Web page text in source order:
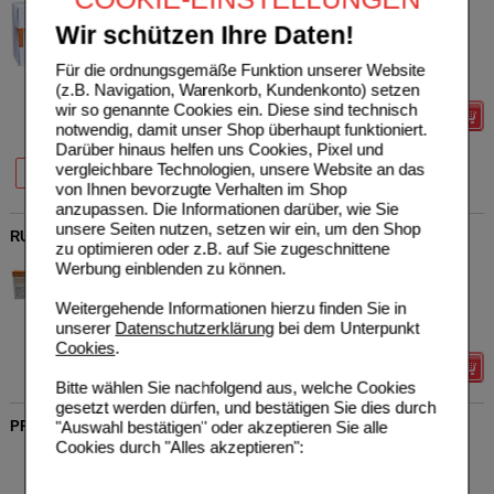
Wir schützen Ihre Daten!
Für die ordnungsgemäße Funktion unserer Website
(z.B. Navigation, Warenkorb, Kundenkonto) setzen
wir so genannte Cookies ein. Diese sind technisch
notwendig, damit unser Shop überhaupt funktioniert.
Darüber hinaus helfen uns Cookies, Pixel und
vergleichbare Technologien, unsere Website an das
von Ihnen bevorzugte Verhalten im Shop
anzupassen. Die Informationen darüber, wie Sie
unsere Seiten nutzen, setzen wir ein, um den Shop
zu optimieren oder z.B. auf Sie zugeschnittene
Werbung einblenden zu können.
Weitergehende Informationen hierzu finden Sie in
unserer Datenschutzerklärungbei dem Unterpunkt
Cookies.
Bitte wählen Sie nachfolgend aus, welche Cookies
gesetzt werden dürfen, und bestätigen Sie dies durch
"Auswahl bestätigen" oder akzeptieren Sie alle
Cookies durch "Alles akzeptieren":
COMBUSTIN
Pharmazeutische Präparate
GmbH
00554661
100St Ampullen
AVP ***
Unser Preis*
Sie sparen 28,99 €
zzgl. BK****
Details
10 St 100 St
RUFEBRAN allergo Ampullen
COMBUSTIN
Pharmazeutische Präparate
03799280
10St Ampullen
AVP
Sie sparen
PRESSELIN LG Leber Galle Tropfen zum Einnehmen
COMBUSTIN